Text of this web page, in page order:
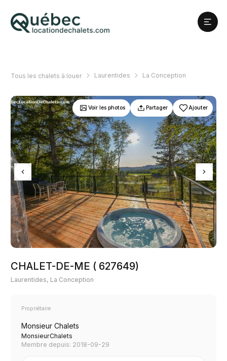
Tous les chalets à louer Laurentides La Conception
CHALET-DE-ME ( 627649)
Laurentides, La Conception
Propriétaire
Monsieur Chalets
MonsieurChalets
Membre depuis: 2018-09-29
Voir les photos Partager Ajouter